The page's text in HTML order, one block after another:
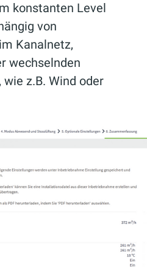
konstanten Level
von
Kanalnetz,
wechselnden
z.B. Wind oder